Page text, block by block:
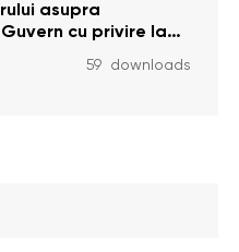
a unor infracțiuni
de Curtea
asupra
cu privire la
lege privind
59 downloads